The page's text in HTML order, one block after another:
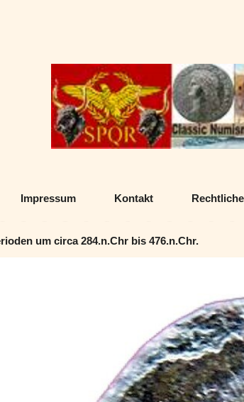
Impressum Kontakt
um circa 284.n.Chr bis 476.n.Chr.